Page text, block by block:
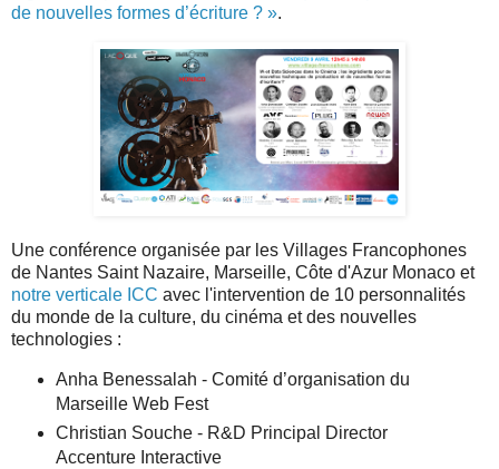
de nouvelles formes d’écriture ? ».
Une conférence organisée par les Villages Francophones
de Nantes Saint Nazaire, Marseille, Côte d'Azur Monaco et
notre verticale ICC avec l'intervention de 10 personnalités
du monde de la culture, du cinéma et des nouvelles
technologies :
Anha Benessalah - Comité d’organisation du
Marseille Web Fest
Christian Souche - R&D Principal Director
Accenture Interactive